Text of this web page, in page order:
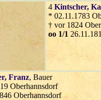
4 Kintscher,
* 02.11.1783
† vor 1824
oo 1/1
, Franz, Bauer
Oberhannsdorf
Oberhannsdorf